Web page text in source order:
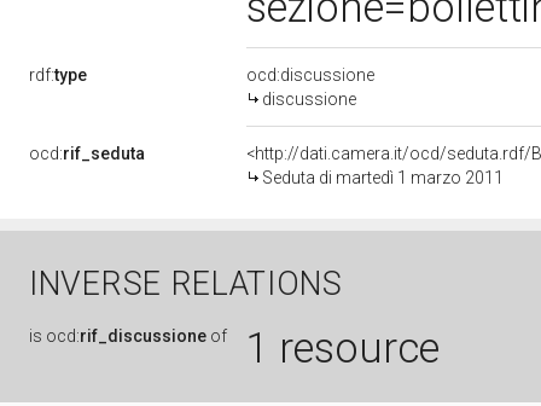
rdf:type
ocd:discussione
discussione
ocd:rif_seduta
<http://dati.camera.it/ocd/seduta.rdf/
Seduta di martedì 1 marzo 2011
INVERSE RELATIONS
is ocd:rif_discussione of 1 resource